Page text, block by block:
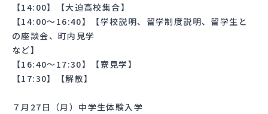
【14:00】【大迫高校集合】
【14:00～16:40】【学校説明、留学制度説明、留学生と
の座談会、町内見学
など】
【16:40～17:30】【寮見学】
【17:30】【解散】
７月27日（月）中学生体験入学